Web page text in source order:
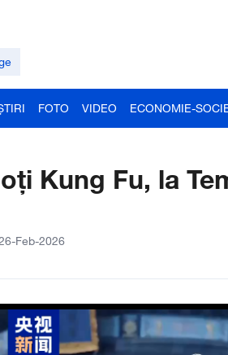
FOTO VIDEO ECONOMIE-
Kung Fu, la
Feb-2026